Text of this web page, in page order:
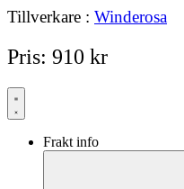
Tillverkare : Winderosa
Pris: 910 kr
Frakt info